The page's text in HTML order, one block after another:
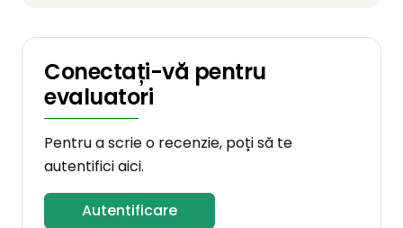
Conectați-vă pentru
evaluatori
Pentru a scrie o recenzie, poți să te
autentifici aici.
Autentificare